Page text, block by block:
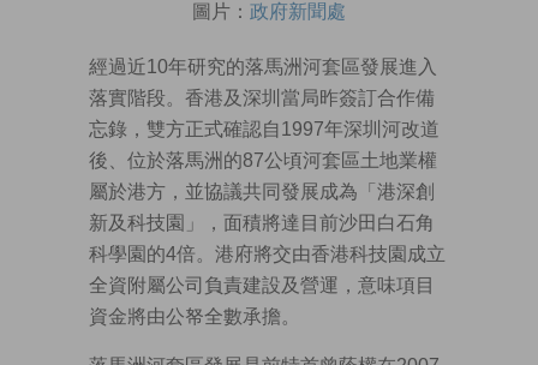
圖片： 政府新聞處
經過近10年研究的落馬洲河套區發展進入
落實階段。香港及深圳當局昨簽訂合作備
忘錄，雙方正式確認自1997年深圳河改道
後、位於落馬洲的87公頃河套區土地業權
屬於港方，並協議共同發展成為「港深創
新及科技園」，面積將達目前沙田白石角
科學園的4倍。港府將交由香港科技園成立
全資附屬公司負責建設及營運，意味項目
資金將由公帑全數承擔。